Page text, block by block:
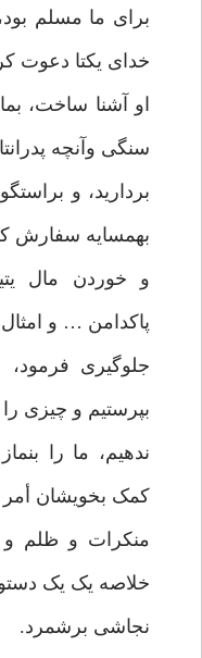
برای ما مسلم
خدای یکتا دعوت
او آشنا ساخت،
سنگی وآنچه
بردارید، و
بهمسایه سفارش
و خوردن مال
پاکدامن … و
جلوگیری فرمود،
بپرستیم و چیزی
ندهیم، ما را
کمک بخویشان
منکرات و ظلم
خلاصه یک یک
نجاشی برشمرد.